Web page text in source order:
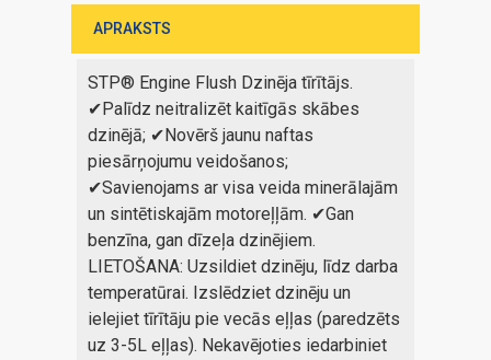
APRAKSTS
STP® Engine Flush Dzinēja tīrītājs.
✔Palīdz neitralizēt kaitīgās skābes
dzinējā; ✔Novērš jaunu naftas
piesārņojumu veidošanos;
✔Savienojams ar visa veida minerālajām
un sintētiskajām motoreļļām. ✔Gan
benzīna, gan dīzeļa dzinējiem.
LIETOŠANA: Uzsildiet dzinēju, līdz darba
temperatūrai. Izslēdziet dzinēju un
ielejiet tīrītāju pie vecās eļļas (paredzēts
uz 3-5L eļļas). Nekavējoties iedarbiniet